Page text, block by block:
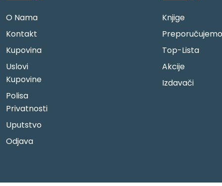
O Nama
Kontakt
Kupovina
Uslovi
Kupovine
Polisa
Privatnosti
Uputstvo
Odjava
Knjige
Preporučujemo
Top-Lista
Akcije
Izdavači